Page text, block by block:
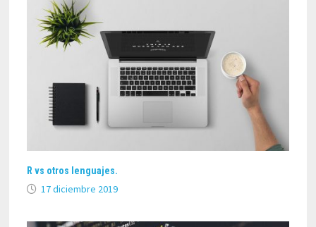
R vs otros lenguajes.
17 diciembre 2019